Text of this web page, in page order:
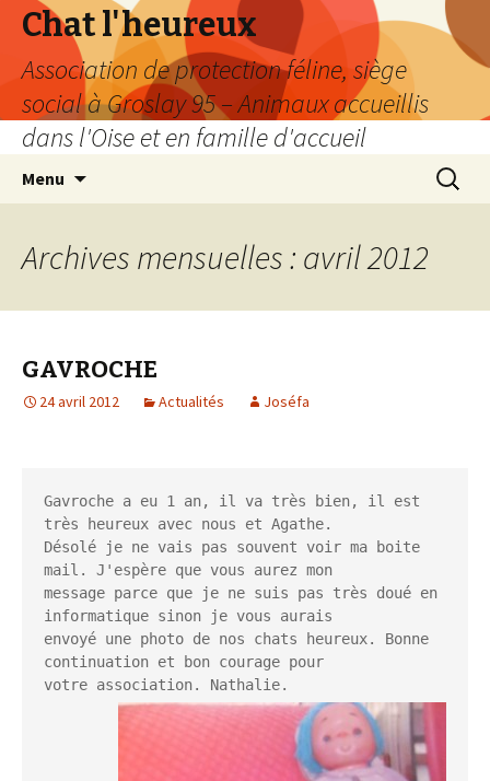
Chat l'heureux
Association de protection féline, siège
social à Groslay 95 – Animaux accueillis
dans l'Oise et en famille d'accueil
Menu
Archives mensuelles : avril 2012
GAVROCHE
24 avril 2012 Actualités Joséfa
Gavroche a eu 1 an, il va très bien, il est
très heureux avec nous et Agathe.
Désolé je ne vais pas souvent voir ma boite
mail. J'espère que vous aurez mon
message parce que je ne suis pas très doué en
informatique sinon je vous aurais
envoyé une photo de nos chats heureux. Bonne
continuation et bon courage pour
votre association. Nathalie.